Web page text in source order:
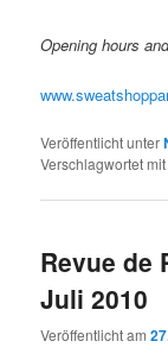
Opening hours
Veröffentlicht unter
Verschlagwortet mit
Revue de
Juli 2010
Veröffentlicht am